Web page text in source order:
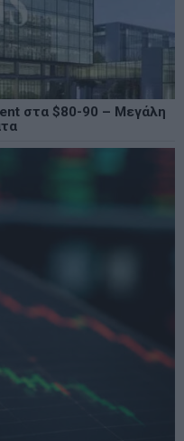
στα $80-90 – Μεγάλη